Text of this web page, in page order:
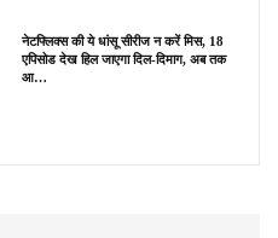
नेटफ्लिक्स की ये धांसू सीरीज न करें मिस, 18
एपिसोड देख हिल जाएगा दिल-दिमाग, अब तक
आ…